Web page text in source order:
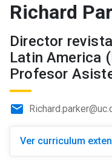
Richard
Director
Latin America
Profesor
email
Ver curriculum